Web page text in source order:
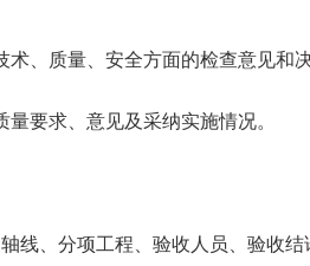
、质量、安全方面的检查意见和决
要求、意见及采纳实施情况。
线、分项工程、验收人员、验收结